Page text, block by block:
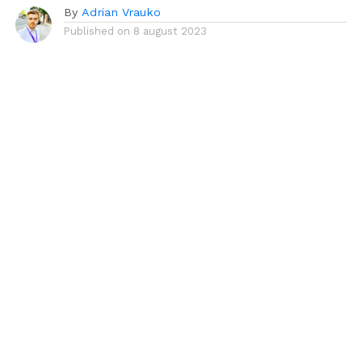
By Adrian Vrauko
Published on 8 august 2023